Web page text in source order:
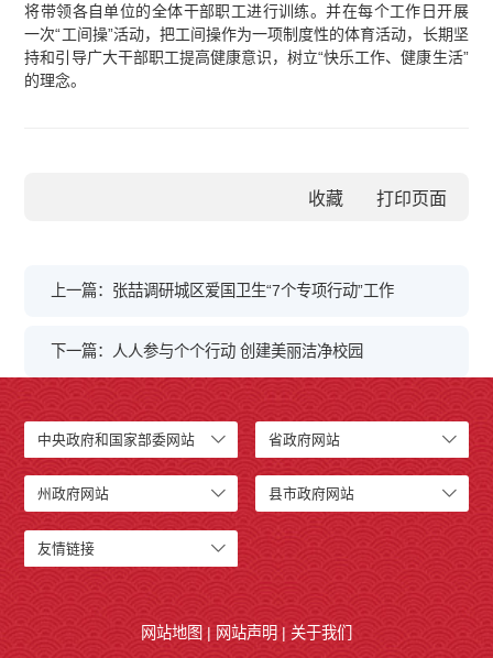
将带领各自单位的全体干部职工进行训练。并在每个工作日开展
一次“工间操”活动，把工间操作为一项制度性的体育活动，长期坚
持和引导广大干部职工提高健康意识，树立“快乐工作、健康生活”
的理念。
收藏
上一篇：张喆调研城区爱国卫生“7个专项行动”工作
下一篇：人人参与个个行动 创建美丽洁净校园
中央政府和国家部委网站 省政府网站
州政府网站 县市政府网站
友情链接
网站地图 | 网站声明 | 关于我们